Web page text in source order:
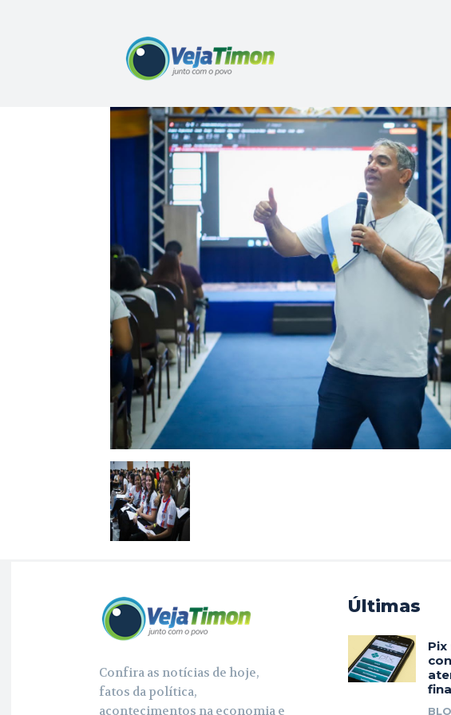
IMG-20250811-WA0109
Confira as notícias de hoje,
fatos da política,
acontecimentos na economia e
Últimas